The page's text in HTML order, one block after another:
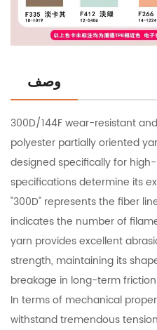
وصف
300D/144F wear-resistant
polyester partially oriented
designed specifically for
specifications determine its
"300D" represents the fiber
indicates the number of
yarn provides excellent
strength, maintaining its
breakage in long-term
In terms of mechanical
withstand tremendous